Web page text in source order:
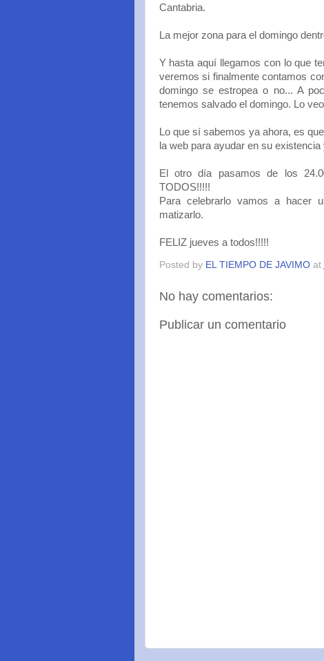
Cantabria.
La mejor zona para el domingo
Y hasta aquí llegamos con lo que
veremos si finalmente contamos
domingo se estropea o no... A
tenemos salvado el domingo. Lo
Lo que sí sabemos ya ahora, es
la web para ayudar en su
El otro día pasamos de los
TODOS!!!!!
Para celebrarlo vamos a hacer
matizarlo.
FELIZ jueves a todos!!!!!
Posted by EL TIEMPO DE JAVIMO at
No hay comentarios:
Publicar un comentario